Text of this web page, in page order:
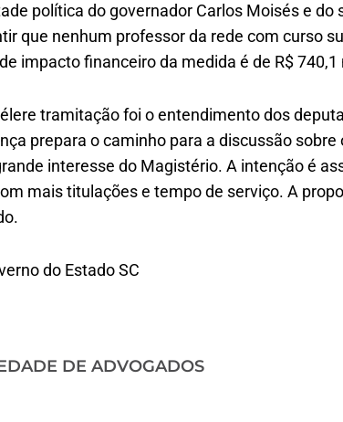
política do governador Carlos Moisés e do
que nenhum professor da rede com curso
impacto financeiro da medida é de R$
tramitação foi o entendimento dos
prepara o caminho para a discussão sobre
interesse do Magistério. A intenção é
mais titulações e tempo de serviço. A
do Estado SC
DE ADVOGADOS